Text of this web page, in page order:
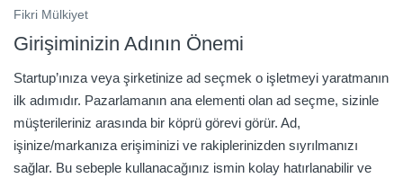
Fikri Mülkiyet
Girişiminizin Adının Önemi
Startup’ınıza veya şirketinize ad seçmek o işletmeyi yaratmanın
ilk adımıdır. Pazarlamanın ana elementi olan ad seçme, sizinle
müşterileriniz arasında bir köprü görevi görür. Ad,
işinize/markanıza erişiminizi ve rakiplerinizden sıyrılmanızı
sağlar. Bu sebeple kullanacağınız ismin kolay hatırlanabilir ve